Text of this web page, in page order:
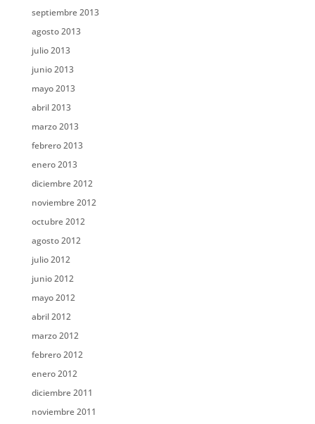
septiembre 2013
agosto 2013
julio 2013
junio 2013
mayo 2013
abril 2013
marzo 2013
febrero 2013
enero 2013
diciembre 2012
noviembre 2012
octubre 2012
agosto 2012
julio 2012
junio 2012
mayo 2012
abril 2012
marzo 2012
febrero 2012
enero 2012
diciembre 2011
noviembre 2011